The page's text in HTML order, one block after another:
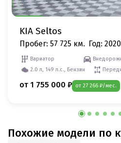
KIA Seltos
Пробег: 57 725 км. Год:
Вариатор
2.0 л, 149 л.с., Бензин
от 1 755 000 ₽ от 27 266 ₽/мес.
Похожие модели по